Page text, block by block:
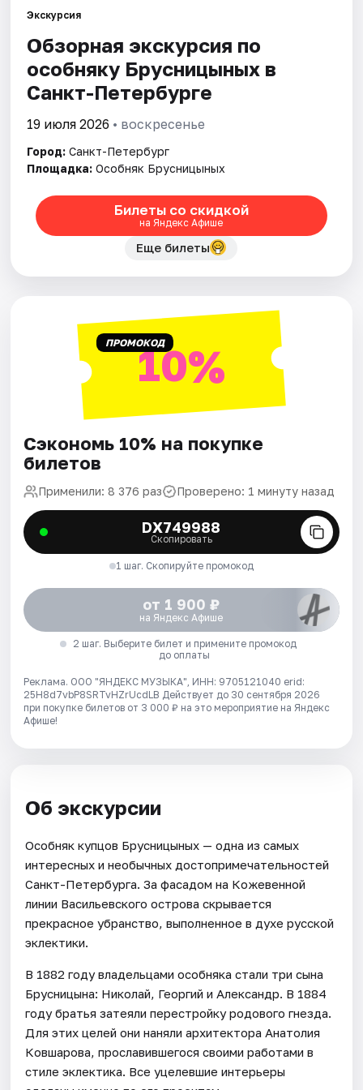
Города
Площадки
Артисты
Рейтинги
Экскурсия
Обзорная экскурсия по
особняку Брусницыных в
Санкт-Петербурге
19 июля 2026 • воскресенье
Город: Санкт-Петербург
Площадка: Особняк Брусницыных
Билеты со скидкой
на Яндекс Афише
Еще билеты
ПРОМОКОД10%
Сэкономь 10% на покупке
билетов
Применили: 8 376 раз Проверено: 1 минуту назад
DX749988
Скопировать
1 шаг. Скопируйте промокод
от 1 900 ₽
на Яндекс Афише
2 шаг. Выберите билет и примените промокод
до оплаты
Реклама. ООО "ЯНДЕКС МУЗЫКА", ИНН: 9705121040 erid:
25H8d7vbP8SRTvHZrUcdLB Действует до 30 сентября 2026
при покупке билетов от 3 000 ₽ на это мероприятие на Яндекс
Афише!
Об экскурсии
Особняк купцов Брусницыных — одна из самых
интересных и необычных достопримечательностей
Санкт-Петербурга. За фасадом на Кожевенной
линии Васильевского острова скрывается
прекрасное убранство, выполненное в духе русской
эклектики.
В 1882 году владельцами особняка стали три сына
Брусницына: Николай, Георгий и Александр. В 1884
году братья затеяли перестройку родового гнезда.
Для этих целей они наняли архитектора Анатолия
Ковшарова, прославившегося своими работами в
стиле эклектика. Все уцелевшие интерьеры